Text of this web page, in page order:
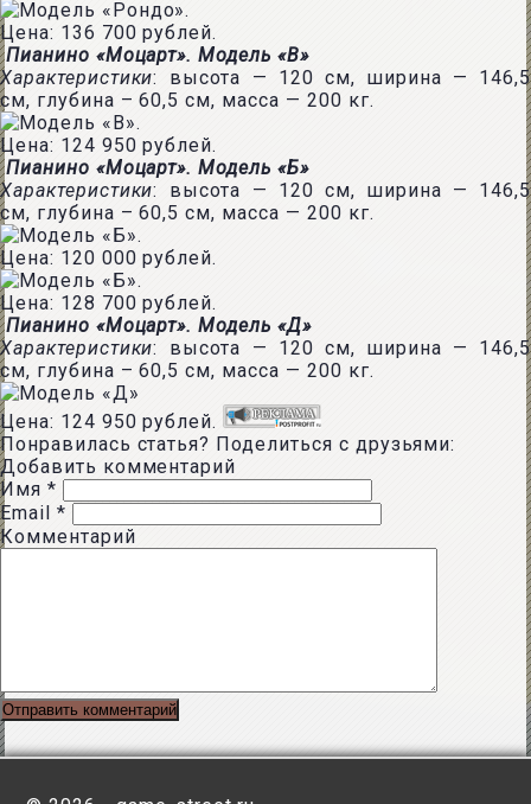
Цена: 136 700 рублей.
Пианино «Моцарт». Модель «B»
Характеристики: высота — 120 см, ширина — 146,5
см, глубина – 60,5 см, масса — 200 кг.
Цена: 124 950 рублей.
Пианино «Моцарт». Модель «Б»
Характеристики: высота — 120 см, ширина — 146,5
см, глубина – 60,5 см, масса — 200 кг.
Цена: 120 000 рублей.
Цена: 128 700 рублей.
Пианино «Моцарт». Модель «Д»
Характеристики: высота — 120 см, ширина — 146,5
см, глубина – 60,5 см, масса — 200 кг.
Цена: 124 950 рублей.
Понравилась статья? Поделиться с друзьями:
Добавить комментарий
Имя *
Email *
Комментарий